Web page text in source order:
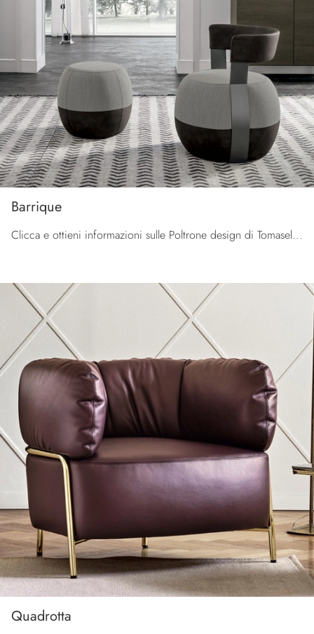
Barrique
Clicca e ottieni informazioni sulle Poltrone design di Tomasella! Differenti modelli in ecopelle, come Barrique, ti aspettano.
Quadrotta